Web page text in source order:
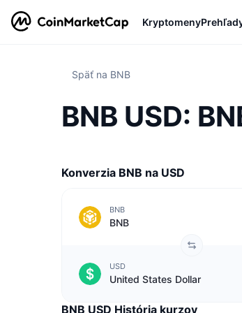
Kryptomeny
Späť na BNB
BNB USD:
Konverzia BNB na USD
BNB
BNB
USD
United States Dollar
BNB USD História kurzov